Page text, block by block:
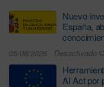
Nuevo
España,
05/08/2026 Desactivado
AI Act por